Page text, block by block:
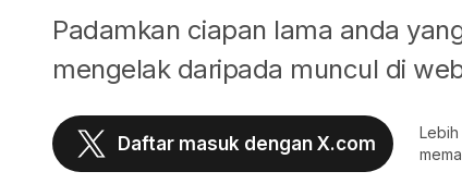
Padamkan ciapan lama anda
mengelak daripada muncul di
Daftar masuk dengan X.com
Lebih